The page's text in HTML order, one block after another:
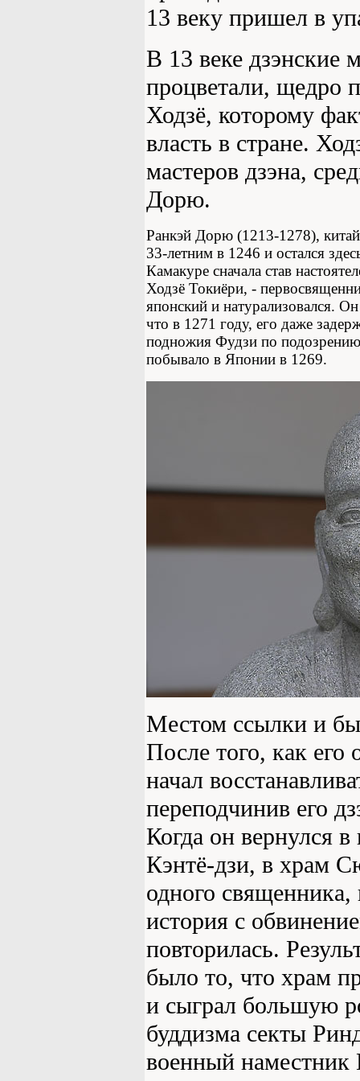
13 веку пришел в
В 13 веке дзэнские
процветали, щедро
Ходзё, которому
власть в стране.
мастеров дзэна,
Дорю.
Ранкэй Дорю (1213-1278),
33-летним в 1246 и остался
Камакуре сначала став
Ходзё Токиёри, -
японский и натурализовался.
что в 1271 году, его даже
подножия Фудзи по
побывало в Японии в 1269.
Местом ссылки и
После того, как
начал
переподчинив его
Когда он вернулся
Кэнтё-дзи, в храм
одного
история с
повторилась.
было то, что храм
и сыграл большую
буддизма секты
военный наместник